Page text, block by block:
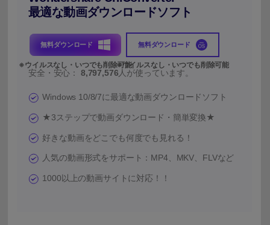
最適な動画ダウンロードソフト
無料ダウンロード 無料ダウンロード
安全・安心： 8,797,576 人が使っています。
Windows 10/8/7に最適な動画ダウンロードソフト
★3ステップで動画ダウンロード・簡単変換★
好きな動画をどこでも何度でも見れる！
人気の動画形式をサポート：MP4、MKV、FLVなど
1000以上の動画サイトに対応！！